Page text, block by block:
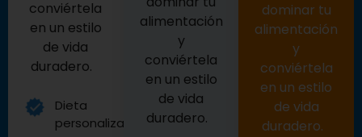
conviértela
en un estilo
de vida
duradero.
Dieta
personalizada
alimentación
y
conviértela
en un estilo
de vida
duradero.
dominar tu
alimentación
y
conviértela
en un estilo
de vida
duradero.